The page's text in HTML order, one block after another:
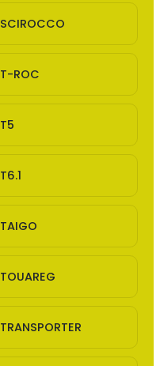
SCIROCCO
T-ROC
T5
T6.1
TAIGO
TOUAREG
TRANSPORTER